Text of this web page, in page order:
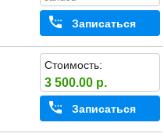
Записаться
Стоимость:
3 500.00 р.
Записаться